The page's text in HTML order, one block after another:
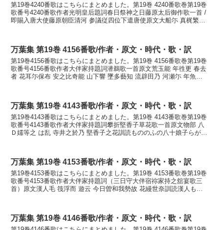
第19巻4240番歌はこちらにまとめました。第19巻 4240番歌巻第19巻
歌番号4240番歌作者光明皇后題詞春日祭神之日藤原太后御作歌一首 /
即賜入唐大使藤原朝臣清河 参議従四位下遣唐使原文大船尓 真梶繁貫
万葉集 第19巻 4156番歌/作者・原文・時代・歌・訳
第19巻4156番歌はこちらにまとめました。第19巻 4156番歌巻第19巻
歌番号4156番歌作者大伴家持題詞潜鵜歌一首原文荒玉能 年徃更 春去
者 花耳尓保布 安之比奇能 山下響 墜多藝知 流辟田乃 河瀬尓 年魚兒
万葉集 第19巻 4143番歌/作者・原文・時代・歌・訳
第19巻4143番歌はこちらにまとめました。第19巻 4143番歌巻第19巻
歌番号4143番歌作者大伴家持題詞攀折堅香子草花歌一首原文物部 八
Ｄ嬬等之 は乱 寺井之於乃 堅香子之花訓読もののふの八十娘子らが汲
万葉集 第19巻 4153番歌/作者・原文・時代・歌・訳
第19巻4153番歌はこちらにまとめました。第19巻 4153番歌巻第19巻
歌番号4153番歌作者大伴家持題詞（三日守大伴宿祢家持之舘宴歌三
首）原文漢人毛 筏浮而 遊云 今日曽和我勢故 花縵世奈訓読漢人も筏
万葉集 第19巻 4146番歌/作者・原文・時代・歌・訳